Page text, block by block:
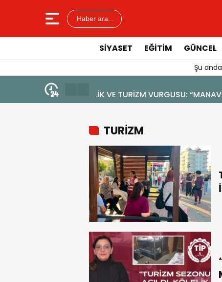
Haber ara...
SIYASET EĞITIM GÜNCEL
Şu
YENİ BİR DİN: SOSYAL MEDYA
TURİZM